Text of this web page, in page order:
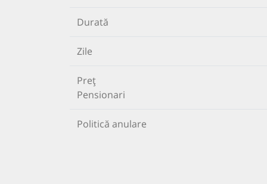
Durată
Zile
Preț
Pensionari
Politică anulare